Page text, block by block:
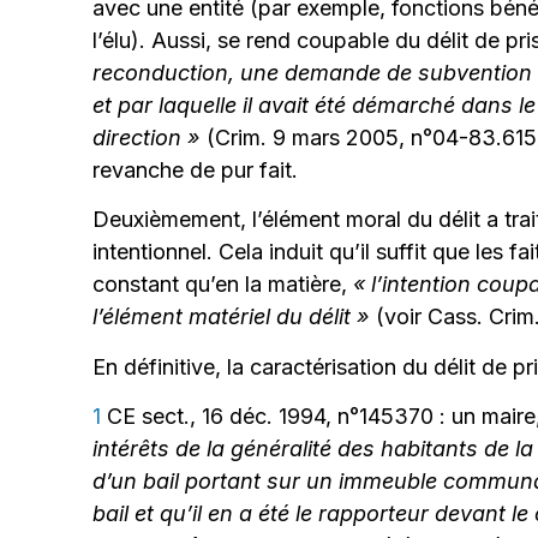
avec une entité (par exemple, fonctions
l’élu). Aussi, se rend coupable du délit de
reconduction, une demande de
et par laquelle il avait été démarché dans
direction » (Crim. 9 mars 2005, n°04-
revanche de pur fait.
Deuxièmement, l’élément moral du délit a
intentionnel. Cela induit qu’il suffit que les
constant qu’en la matière, « l’intention
l’élément matériel du délit » (voir Cass.
En définitive, la caractérisation du délit de
1 CE sect., 16 déc. 1994, n°145370 : un
intérêts de la généralité des habitants de
d’un bail portant sur un immeuble
bail et qu’il en a été le rapporteur devant